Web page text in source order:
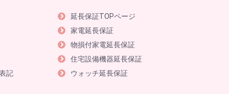
記
延長保証TOPページ
家電延長保証
物損付家電延長保証
住宅設備機器延長保証
ウォッチ延長保証